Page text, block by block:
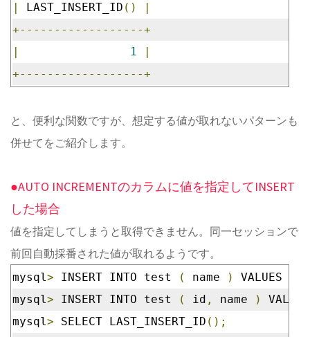
|
LAST_INSERT_ID ()
|
+------------------+
|
1
|
+------------------+
と、便利な関数ですが、想定する値が取れないパターンも
併せてをご紹介します。
●AUTO INCREMENTのカラムに値を指定してINSERT
した場合
値を指定してしまうと取得できません。同一セッションで
前回自動採番された値が取れるようです。
mysql> INSERT INTO test ( name ) VALUES
mysql> INSERT INTO test ( id , name )
mysql> SELECT LAST_INSERT_ID ();